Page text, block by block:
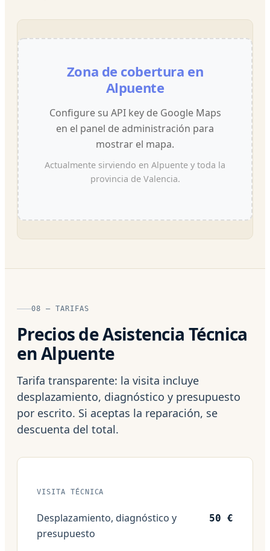
Zona de cobertura en
Alpuente
Configure su API key de Google Maps
en el panel de administración para
mostrar el mapa.
Actualmente sirviendo en Alpuente y toda la
provincia de Valencia.
08 — TARIFAS
Precios de Asistencia Técnica
en Alpuente
Tarifa transparente: la visita incluye
desplazamiento, diagnóstico y presupuesto
por escrito. Si aceptas la reparación, se
descuenta del total.
VISITA TÉCNICA
Desplazamiento, diagnóstico y
presupuesto
50 €